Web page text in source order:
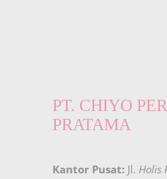
PT. CHIYO
PRATAMA
Kantor Pusat: Jl. Holis